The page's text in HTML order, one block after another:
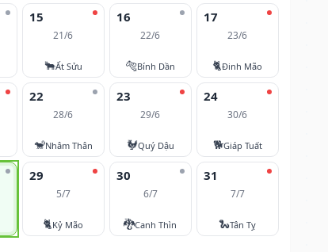
15
21/6
🐂Ất Sửu
16
22/6
🐅Bính Dần
17
23/6
🐈Đinh Mão
22
28/6
🐒Nhâm Thân
23
29/6
🐓Quý Dậu
24
30/6
🐕Giáp Tuất
29
5/7
🐈Kỷ Mão
30
6/7
🐉Canh Thìn
31
7/7
🐍Tân Tỵ